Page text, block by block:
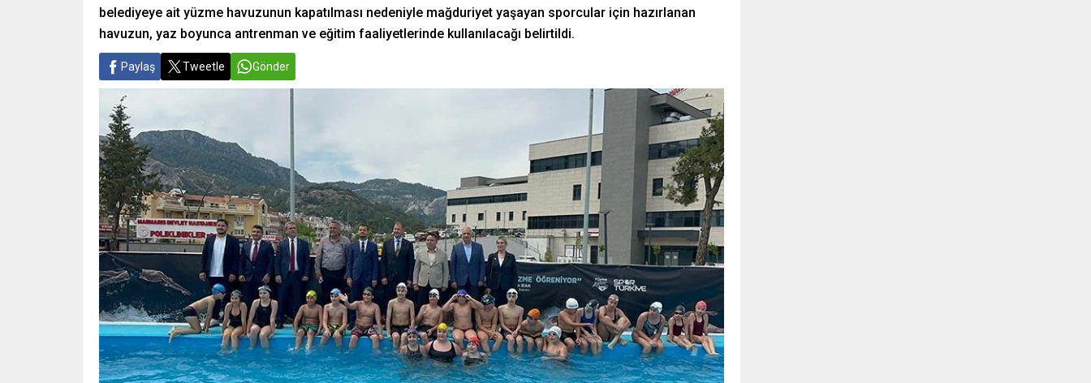
belediyeye ait yüzme havuzunun kapatılması nedeniyle mağduriyet yaşayan sporcular için hazırlanan
havuzun, yaz boyunca antrenman ve eğitim faaliyetlerinde kullanılacağı belirtildi.
Paylaş Tweetle Gönder